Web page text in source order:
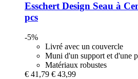
Esschert Design Seau à
pcs
-5%
Livré avec un couvercle
Muni d'un support et d'une
Matériaux robustes
€ 41,79 € 43,99